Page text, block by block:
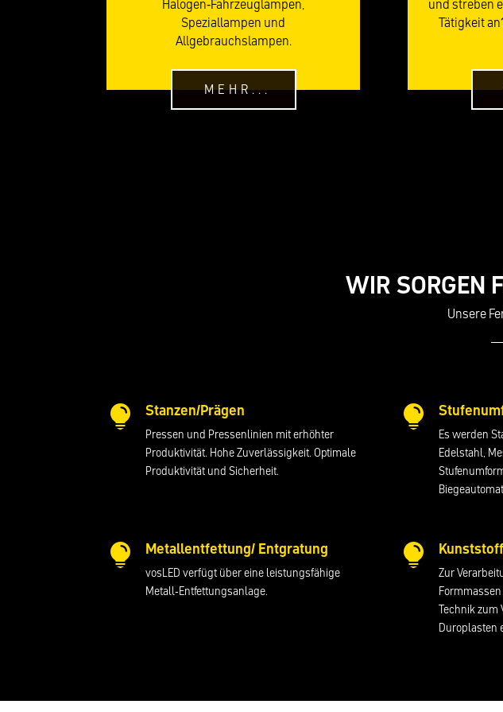
Halogen-Fahrzeuglampen,
Speziallampen und
Allgebrauchslampen.
MEHR...
und streben
Tätigkeit
WIR SORGEN
Unsere
 Stanzen/Prägen
Pressen und Pressenlinien mit erhöhter
Produktivität. Hohe Zuverlässigkeit. Optimale
Produktivität und Sicherheit.

Es werden
Edelstahl,
 Metallentfettung/ Entgratung
vosLED verfügt über eine leistungsfähige
Metall-Entfettungsanlage.

Zur
Technik zum
Duroplasten